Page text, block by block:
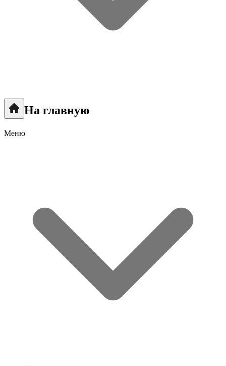
На главную
Меню